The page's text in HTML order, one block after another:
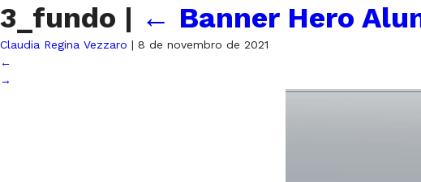
3_fundo | ← Banner Hero
Claudia Regina Vezzaro | 8 de novembro de 2021
←
→